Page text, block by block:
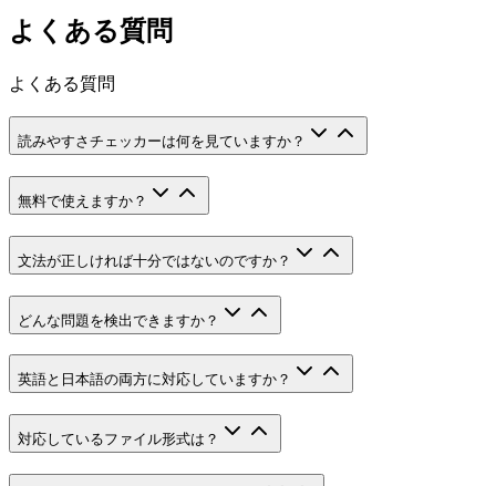
よくある質問
よくある質問
読みやすさチェッカーは何を見ていますか？
無料で使えますか？
文法が正しければ十分ではないのですか？
どんな問題を検出できますか？
英語と日本語の両方に対応していますか？
対応しているファイル形式は？